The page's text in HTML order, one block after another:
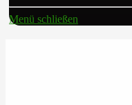
Menü schließen